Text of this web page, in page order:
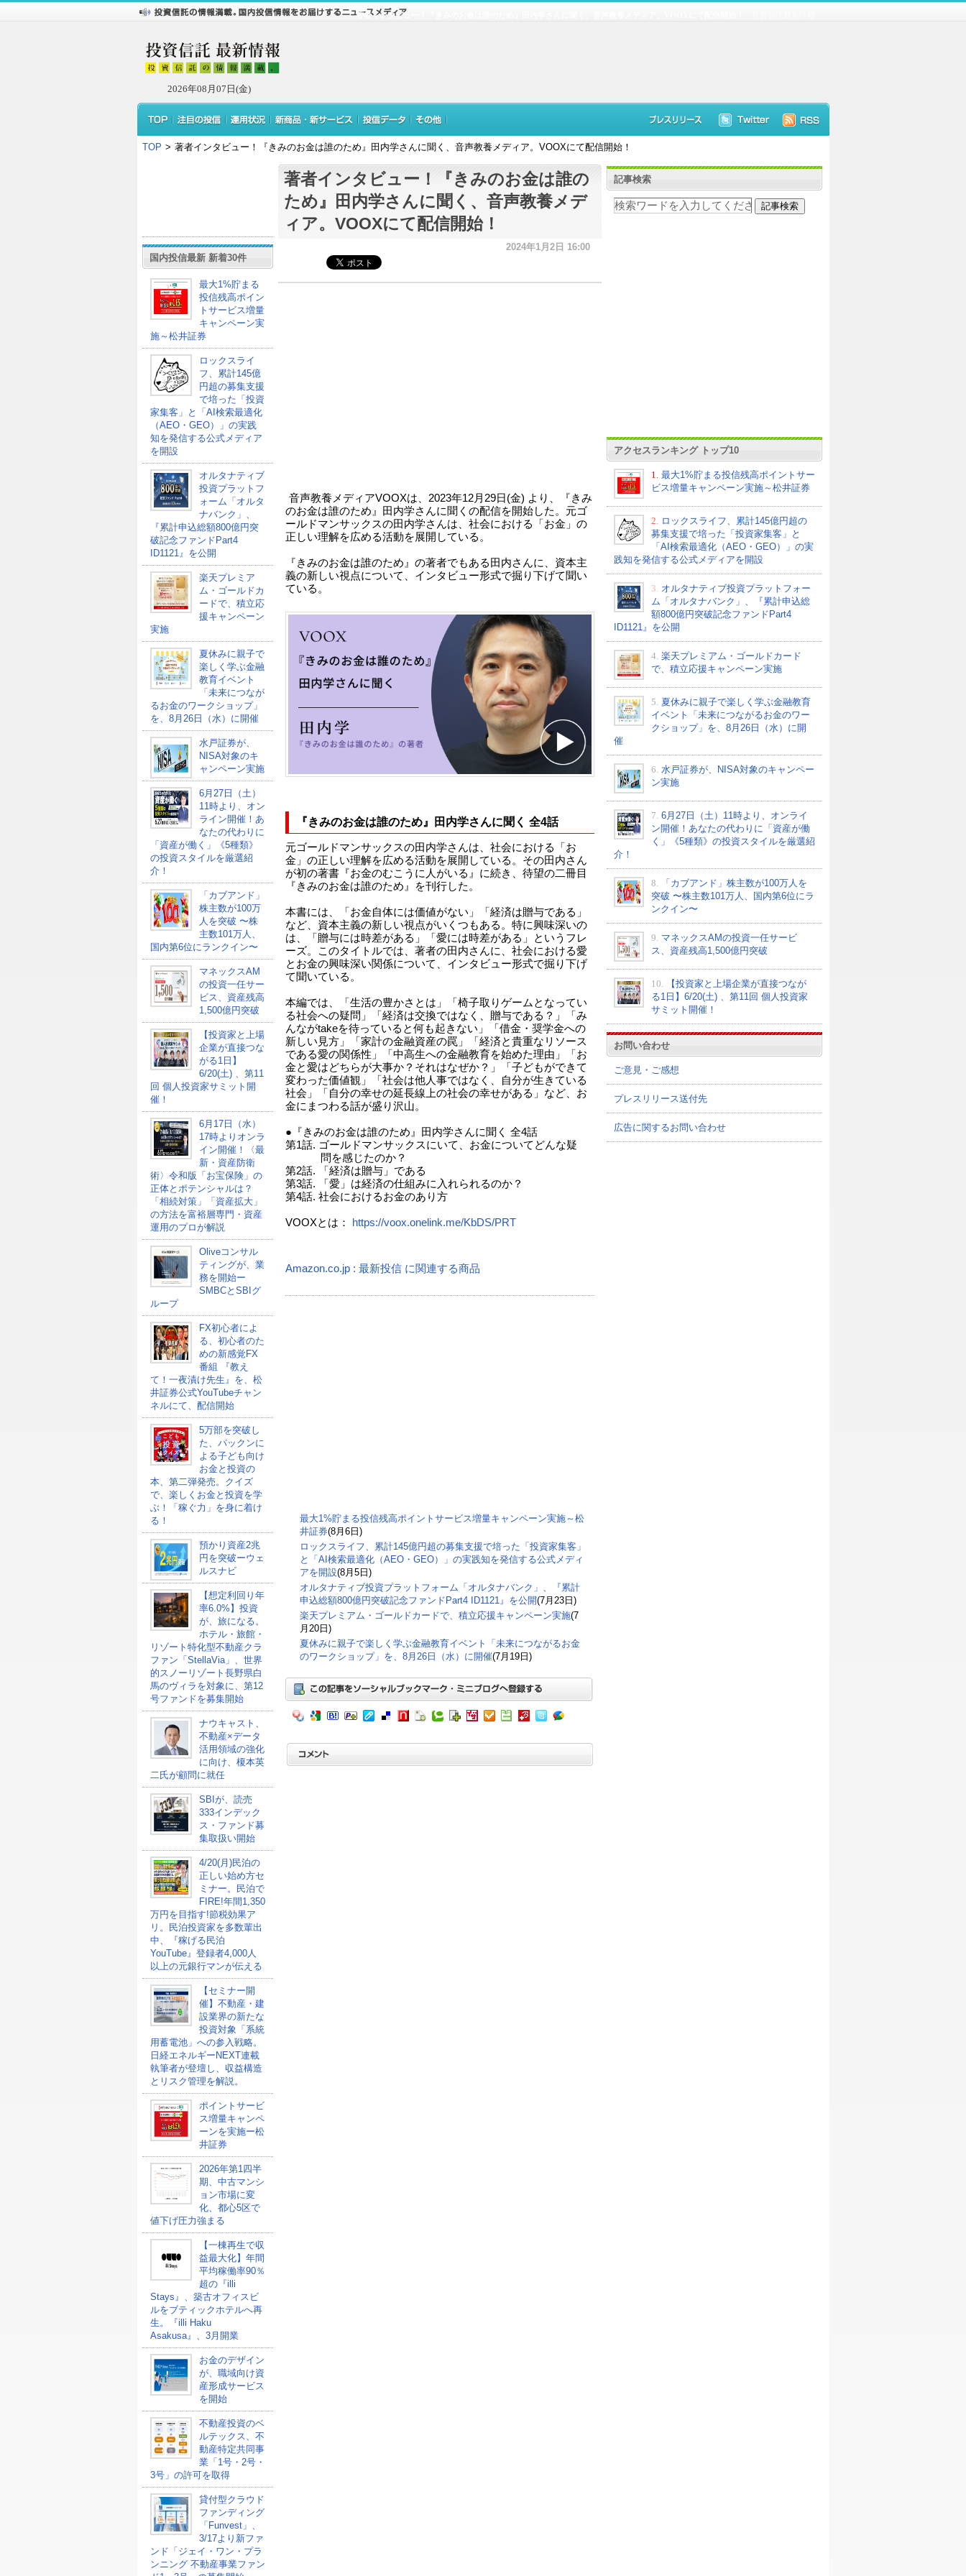
2026年08月07日(金)
著者インタビュー！『きみのお金は誰のため』田内学さんに聞く、音声教養メディア。VOOXにて配信開始！
TOP > 著者インタビュー！『きみのお金は誰のため』田内学さんに聞く、音声教養メディア。VOOXにて配信開始！
国内投信最新 新着30件
最大1%貯まる
投信残高ポイン
トサービス増量
キャンペーン実
施～松井証券
ロックスライ
フ、累計145億
円超の募集支援
で培った「投資
家集客」と「AI検索最適化
（AEO・GEO）」の実践
知を発信する公式メディア
を開設
オルタナティブ
投資プラットフ
ォーム「オルタ
ナバンク」、
『累計申込総額800億円突
破記念ファンドPart4
ID1121』を公開
楽天プレミア
ム・ゴールドカ
ードで、積立応
援キャンペーン
実施
夏休みに親子で
楽しく学ぶ金融
教育イベント
「未来につなが
るお金のワークショップ」
を、8月26日（水）に開催
水戸証券が、
NISA対象のキ
ャンペーン実施
6月27日（土）
11時より、オン
ライン開催！あ
なたの代わりに
「資産が働く」《5種類》
の投資スタイルを厳選紹
介！
「カブアンド」
株主数が100万
人を突破 〜株
主数101万人、
国内第6位にランクイン〜
マネックスAM
の投資一任サー
ビス、資産残高
1,500億円突破
【投資家と上場
企業が直接つな
がる1日】
6/20(土) 、第11
回 個人投資家サミット開
催！
6月17日（水）
17時よりオンラ
イン開催！〈最
新・資産防衛
術〉令和版「お宝保険」の
正体とポテンシャルは？
「相続対策」「資産拡大」
の方法を富裕層専門・資産
運用のプロが解説
Oliveコンサル
ティングが、業
務を開始ー
SMBCとSBIグ
ループ
FX初心者によ
る、初心者のた
めの新感覚FX
番組 『教え
て！一夜漬け先生』を、松
井証券公式YouTubeチャン
ネルにて、配信開始
5万部を突破し
た、パックンに
よる子ども向け
お金と投資の
本、第二弾発売。クイズ
で、楽しくお金と投資を学
ぶ！「稼ぐ力」を身に着け
る！
預かり資産2兆
円を突破ーウェ
ルスナビ
【想定利回り年
率6.0%】投資
が、旅になる。
ホテル・旅館・
リゾート特化型不動産クラ
ファン「StellaVia」、世界
的スノーリゾート長野県白
馬のヴィラを対象に、第12
号ファンドを募集開始
ナウキャスト、
不動産×データ
活用領域の強化
に向け、榎本英
二氏が顧問に就任
SBIが、読売
333インデック
ス・ファンド募
集取扱い開始
4/20(月)民泊の
正しい始め方セ
ミナー。民泊で
FIRE!年間1,350
万円を目指す!節税効果ア
リ。民泊投資家を多数輩出
中、『稼げる民泊
YouTube』登録者4,000人
以上の元銀行マンが伝える
【セミナー開
催】不動産・建
設業界の新たな
投資対象「系統
用蓄電池」への参入戦略。
日経エネルギーNEXT連載
執筆者が登壇し、収益構造
とリスク管理を解説。
ポイントサービ
ス増量キャンペ
ーンを実施ー松
井証券
2026年第1四半
期、中古マンシ
ョン市場に変
化、都心5区で
値下げ圧力強まる
【一棟再生で収
益最大化】年間
平均稼働率90％
超の『illi
Stays』、築古オフィスビ
ルをブティックホテルへ再
生。『illi Haku
Asakusa』、3月開業
お金のデザイン
が、職域向け資
産形成サービス
を開始
不動産投資のベ
ルテックス、不
動産特定共同事
業「1号・2号・
3号」の許可を取得
貸付型クラウド
ファンディング
「Funvest」、
3/17より新ファ
ンド「ジェイ・ワン・プラ
ンニング 不動産事業ファン
著者インタビュー！『きみのお金は誰の
ため』田内学さんに聞く、音声教養メデ
ィア。VOOXにて配信開始！
2024年1月2日 16:00
音声教養メディアVOOXは、2023年12月29日(金) より、『きみ
のお金は誰のため』田内学さんに聞くの配信を開始した。元ゴ
ールドマンサックスの田内学さんは、社会における「お金」の
正しい理解を広める活動を展開している。
『きみのお金は誰のため』の著者でもある田内さんに、資本主
義の新しい視点について、インタビュー形式で掘り下げて聞い
ている。
『きみのお金は誰のため』田内学さんに聞く 全4話
元ゴールドマンサックスの田内学さんは、社会における「お
金」の正しい理解を広める活動を展開している。その田内さん
が初の著書『お金のむこうに人がいる』に続き、待望の二冊目
『きみのお金は誰のため』を刊行した。
本書には、「お金自体には価値がない」「経済は贈与である」
など、資本主義の新しい視点がいくつもある。特に興味深いの
は、「贈与には時差がある」「愛には時差がある」というフレ
ーズ。このタイトルでは、著者の田内さんに、社会における愛
とお金の興味深い関係について、インタビュー形式で掘り下げ
て聞いている。
本編では、「生活の豊かさとは」「椅子取りゲームとなってい
る社会への疑問」「経済は交換ではなく、贈与である？」「み
んながtakeを待っていると何も起きない」「借金・奨学金への
新しい見方」「家計の金融資産の罠」「経済と貴重なリソース
である愛の関係性」「中高生への金融教育を始めた理由」「お
金と愛はどちらが大事か？それはなぜか？」「子どもができて
変わった価値観」「社会は他人事ではなく、自分が生きている
社会」「自分の幸せの延長線上の社会の幸せがある」など、お
金にまつわる話が盛り沢山。
●『きみのお金は誰のため』田内学さんに聞く 全4話
第1話. ゴールドマンサックスにいて、お金についてどんな疑
問を感じたのか？
第2話. 「経済は贈与」である
第3話. 「愛」は経済の仕組みに入れられるのか？
第4話. 社会におけるお金のあり方
VOOXとは： https://voox.onelink.me/KbDS/PRT
Amazon.co.jp : 最新投信 に関連する商品
最大1%貯まる投信残高ポイントサービス増量キャンペーン実施～松
井証券(8月6日)
ロックスライフ、累計145億円超の募集支援で培った「投資家集客」
と「AI検索最適化（AEO・GEO）」の実践知を発信する公式メディ
アを開設(8月5日)
オルタナティブ投資プラットフォーム「オルタナバンク」、『累計
申込総額800億円突破記念ファンドPart4 ID1121』を公開(7月23日)
楽天プレミアム・ゴールドカードで、積立応援キャンペーン実施(7
月20日)
夏休みに親子で楽しく学ぶ金融教育イベント「未来につながるお金
のワークショップ」を、8月26日（水）に開催(7月19日)
記事検索
アクセスランキング トップ10
1.
最大1%貯まる投信残高ポイントサー
ビス増量キャンペーン実施～松井証券
2.
ロックスライフ、累計145億円超の
募集支援で培った「投資家集客」と
「AI検索最適化（AEO・GEO）」の実
践知を発信する公式メディアを開設
3. オルタナティブ投資プラットフォー
ム「オルタナバンク」、『累計申込総
額800億円突破記念ファンドPart4
ID1121』を公開
4. 楽天プレミアム・ゴールドカード
で、積立応援キャンペーン実施
5. 夏休みに親子で楽しく学ぶ金融教育
イベント「未来につながるお金のワー
クショップ」を、8月26日（水）に開
催
6. 水戸証券が、NISA対象のキャンペー
ン実施
7. 6月27日（土）11時より、オンライ
ン開催！あなたの代わりに「資産が働
く」《5種類》の投資スタイルを厳選紹
介！
8.
「カブアンド」株主数が100万人を
突破 〜株主数101万人、国内第6位にラ
ンクイン〜
9. マネックスAMの投資一任サービ
ス、資産残高1,500億円突破
10.
【投資家と上場企業が直接つなが
る1日】6/20(土) 、第11回 個人投資家
サミット開催！
お問い合わせ
ご意見・ご感想
プレスリリース送付先
広告に関するお問い合わせ